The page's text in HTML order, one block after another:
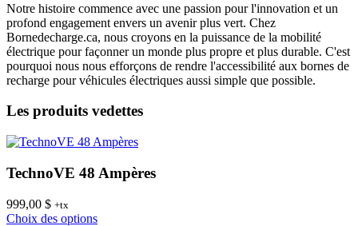
Notre histoire commence avec une passion pour l'innovation et un
profond engagement envers un avenir plus vert. Chez
Bornedecharge.ca, nous croyons en la puissance de la mobilité
électrique pour façonner un monde plus propre et plus durable. C'est
pourquoi nous nous efforçons de rendre l'accessibilité aux bornes de
recharge pour véhicules électriques aussi simple que possible.
Les produits vedettes
TechnoVE 48 Ampères
999,00 $ +tx
Choix des optionsCe